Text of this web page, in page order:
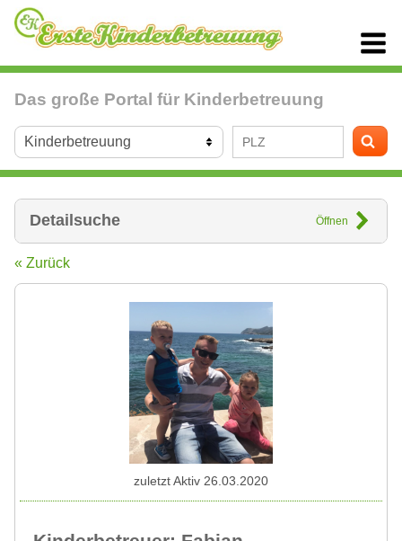
Das große Portal für Kinderbetreuung
Detailsuche Öffnen
« Zurück
zuletzt Aktiv 26.03.2020